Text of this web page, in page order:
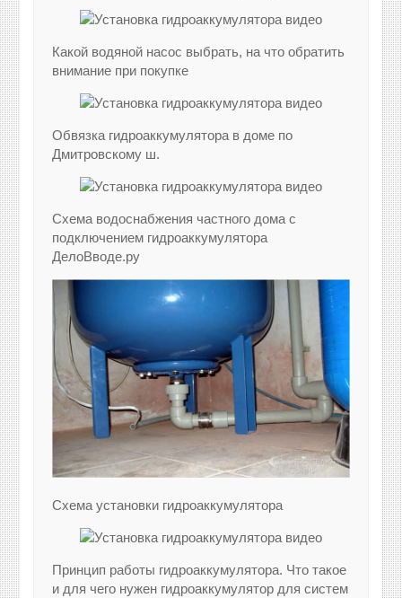
Какой водяной насос выбрать, на что обратить
внимание при покупке
Обвязка гидроаккумулятора в доме по
Дмитровскому ш.
Схема водоснабжения частного дома с
подключением гидроаккумулятора
ДелоВводе.ру
Схема установки гидроаккумулятора
Принцип работы гидроаккумулятора. Что такое
и для чего нужен гидроаккумулятор для систем